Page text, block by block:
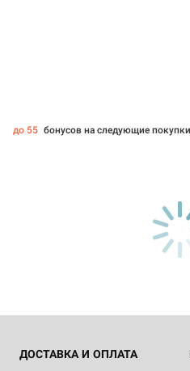
до 55 бонусов на следующие покупки
ДОСТАВКА И ОПЛАТА